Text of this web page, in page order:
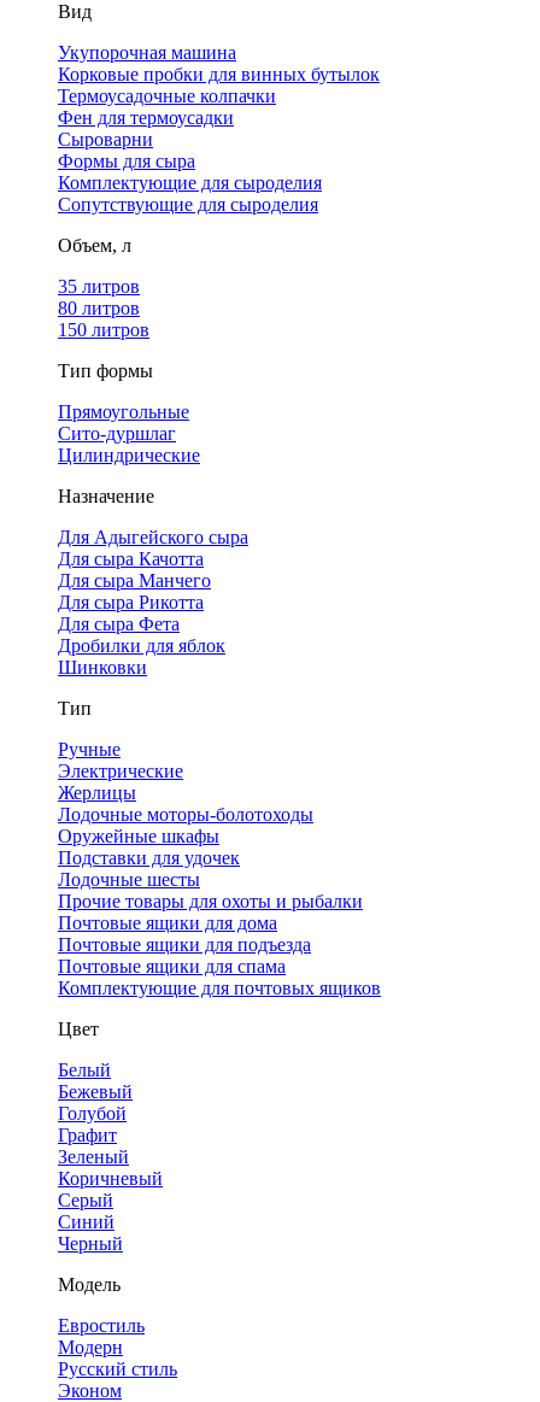
Вид
Укупорочная машина
Корковые пробки для винных бутылок
Термоусадочные колпачки
Фен для термоусадки
Сыроварни
Формы для сыра
Комплектующие для сыроделия
Сопутствующие для сыроделия
Объем, л
35 литров
80 литров
150 литров
Тип формы
Прямоугольные
Сито-дуршлаг
Цилиндрические
Назначение
Для Адыгейского сыра
Для сыра Качотта
Для сыра Манчего
Для сыра Рикотта
Для сыра Фета
Дробилки для яблок
Шинковки
Тип
Ручные
Электрические
Жерлицы
Лодочные моторы-болотоходы
Оружейные шкафы
Подставки для удочек
Лодочные шесты
Прочие товары для охоты и рыбалки
Почтовые ящики для дома
Почтовые ящики для подъезда
Почтовые ящики для спама
Комплектующие для почтовых ящиков
Цвет
Белый
Бежевый
Голубой
Графит
Зеленый
Коричневый
Серый
Синий
Черный
Модель
Евростиль
Модерн
Русский стиль
Эконом